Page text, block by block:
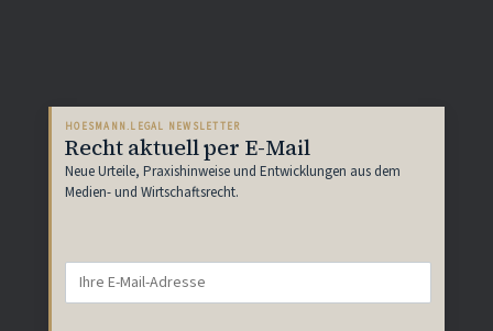
HOESMANN.LEGAL NEWSLETTER
Recht aktuell per E-Mail
Neue Urteile, Praxishinweise und Entwicklungen aus dem
Medien- und Wirtschaftsrecht.